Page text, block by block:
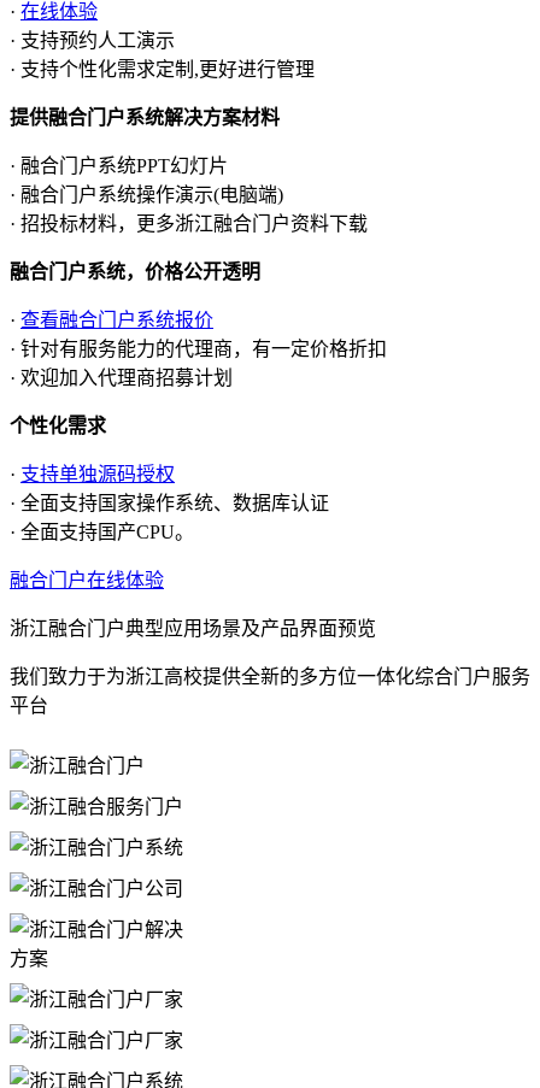
· 在线体验
· 支持预约人工演示
· 支持个性化需求定制,更好进行管理
提供融合门户系统解决方案材料
· 融合门户系统PPT幻灯片
· 融合门户系统操作演示(电脑端)
· 招投标材料，更多浙江融合门户资料下载
融合门户系统，价格公开透明
· 查看融合门户系统报价
· 针对有服务能力的代理商，有一定价格折扣
· 欢迎加入代理商招募计划
个性化需求
· 支持单独源码授权
· 全面支持国家操作系统、数据库认证
· 全面支持国产CPU。
融合门户在线体验
浙江融合门户典型应用场景及产品界面预览
我们致力于为浙江高校提供全新的多方位一体化综合门户服务
平台